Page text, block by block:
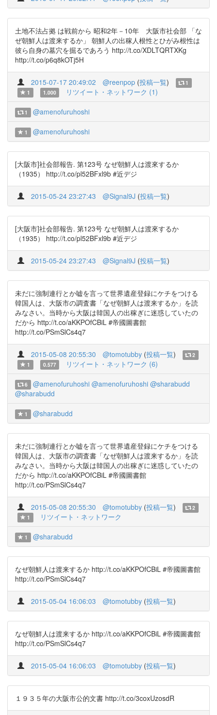
土地不法占拠 は戦前から 昭和2年－10年 大阪市社会部 「な
ぜ朝鮮人は渡来するか」 朝鮮人の出稼人根性とひがみ根性は
彼ら自身の墓穴を掘るであろう http://t.co/XDLTQRTXKg
http://t.co/p6q8kOTj5H
2015-07-17 20:49:02 @reenpop (投稿一覧)
1
1
1.000 リツイート・ネットワーク (1)
1 @amenofuruhoshi
1 @amenofuruhoshi
[大阪市]社会部報告. 第123号 なぜ朝鮮人は渡來するか
（1935） http://t.co/pl52BFxl9b #近デジ
2015-05-24 23:27:43 @Signal9J (投稿一覧)
[大阪市]社会部報告. 第123号 なぜ朝鮮人は渡來するか
（1935） http://t.co/pl52BFxl9b #近デジ
2015-05-24 23:27:43 @Signal9J (投稿一覧)
未だに強制連行とか嘘を言って世界遺産登録にケチをつける
韓国人は、大阪市の調査書「なぜ朝鮮人は渡来するか」を読
みなさい。当時から大阪は韓国人の出稼ぎに迷惑していたの
だから http://t.co/aKKPOfCBiL #帝國圖書館
http://t.co/PSmSlCs4q7
2015-05-08 20:55:30 @tomotubby (投稿一覧)
2
1
0.577 リツイート・ネットワーク (6)
6 @amenofuruhoshi @amenofuruhoshi @sharabudd
@sharabudd
1 @sharabudd
未だに強制連行とか嘘を言って世界遺産登録にケチをつける
韓国人は、大阪市の調査書「なぜ朝鮮人は渡来するか」を読
みなさい。当時から大阪は韓国人の出稼ぎに迷惑していたの
だから http://t.co/aKKPOfCBiL #帝國圖書館
http://t.co/PSmSlCs4q7
2015-05-08 20:55:30 @tomotubby (投稿一覧)
2
1
リツイート・ネットワーク
1 @sharabudd
なぜ朝鮮人は渡来するか http://t.co/aKKPOfCBiL #帝國圖書館
http://t.co/PSmSlCs4q7
2015-05-04 16:06:03 @tomotubby (投稿一覧)
なぜ朝鮮人は渡来するか http://t.co/aKKPOfCBiL #帝國圖書館
http://t.co/PSmSlCs4q7
2015-05-04 16:06:03 @tomotubby (投稿一覧)
１９３５年の大阪市公的文書 http://t.co/3coxUzosdR